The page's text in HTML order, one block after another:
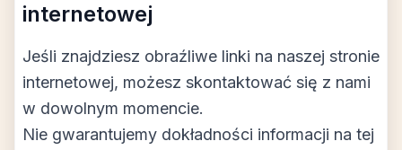
internetowej
Jeśli znajdziesz obraźliwe linki na naszej stronie
internetowej, możesz skontaktować się z nami
w dowolnym momencie.
Nie gwarantujemy dokładności informacji na tej